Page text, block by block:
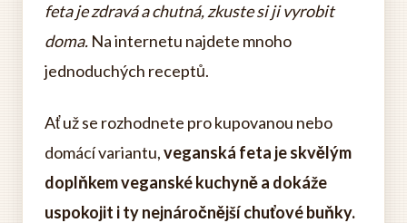
feta je zdravá a chutná, zkuste si ji vyrobit
doma. Na internetu najdete mnoho
jednoduchých receptů.
Ať už se rozhodnete pro kupovanou nebo
domácí variantu,veganská feta je skvělým
doplňkem veganské kuchyně a dokáže
uspokojit i ty nejnáročnější chuťové buňky.